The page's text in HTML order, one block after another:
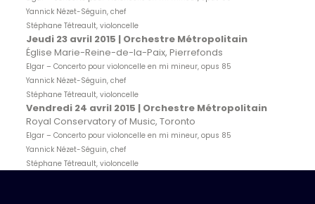
Yannick Nézet-Séguin, chef
Stéphane Tétreault, violoncelle
Jeudi 23 avril 2015 | Orchestre Métropolitain
Église Marie-Reine-de-la-Paix, Pierrefonds
Elgar – Concerto pour violoncelle en mi mineur, opus 85
Yannick Nézet-Séguin, chef
Stéphane Tétreault, violoncelle
Vendredi 24 avril 2015 | Orchestre Métropolitain
Royal Conservatory of Music, Toronto
Elgar – Concerto pour violoncelle en mi mineur, opus 85
Yannick Nézet-Séguin, chef
Stéphane Tétreault, violoncelle